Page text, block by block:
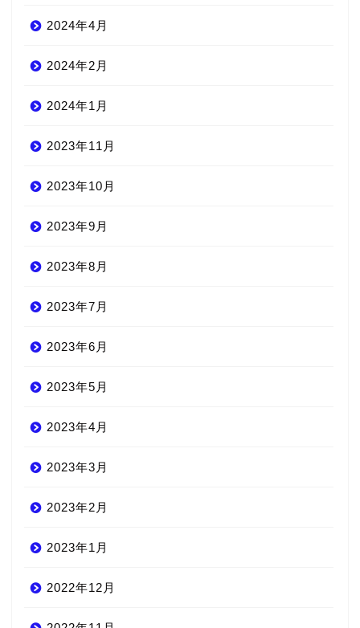
2024年4月
2024年2月
2024年1月
2023年11月
2023年10月
2023年9月
2023年8月
2023年7月
2023年6月
2023年5月
2023年4月
2023年3月
2023年2月
2023年1月
2022年12月